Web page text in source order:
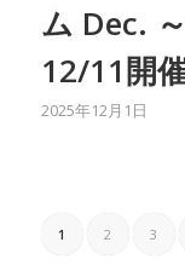
ム Dec.
12/11開
2025年12月1日
1 2 3